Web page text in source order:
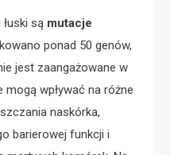
są mutacje
ponad 50 genów,
jest zaangażowane w
wpływać na różne
naskórka,
barierowej funkcji i